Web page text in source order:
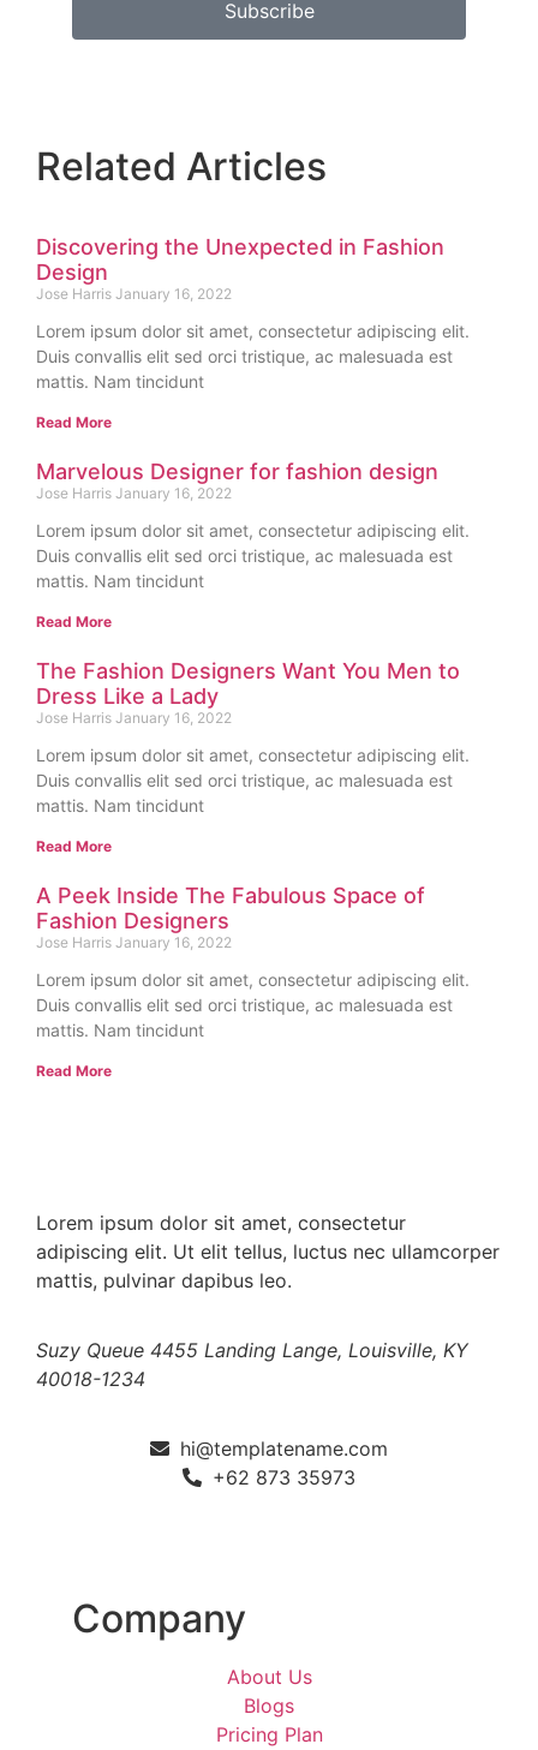
Subscribe
Related Articles
Discovering the Unexpected in Fashion
Design
Jose Harris January 16, 2022
Lorem ipsum dolor sit amet, consectetur adipiscing elit.
Duis convallis elit sed orci tristique, ac malesuada est
mattis. Nam tincidunt
Read More
Marvelous Designer for fashion design
Jose Harris January 16, 2022
Lorem ipsum dolor sit amet, consectetur adipiscing elit.
Duis convallis elit sed orci tristique, ac malesuada est
mattis. Nam tincidunt
Read More
The Fashion Designers Want You Men to
Dress Like a Lady
Jose Harris January 16, 2022
Lorem ipsum dolor sit amet, consectetur adipiscing elit.
Duis convallis elit sed orci tristique, ac malesuada est
mattis. Nam tincidunt
Read More
A Peek Inside The Fabulous Space of
Fashion Designers
Jose Harris January 16, 2022
Lorem ipsum dolor sit amet, consectetur adipiscing elit.
Duis convallis elit sed orci tristique, ac malesuada est
mattis. Nam tincidunt
Read More
Lorem ipsum dolor sit amet, consectetur
adipiscing elit. Ut elit tellus, luctus nec ullamcorper
mattis, pulvinar dapibus leo.
Suzy Queue 4455 Landing Lange, Louisville, KY
40018-1234
hi@templatename.com
+62 873 35973
Company
About Us
Blogs
Pricing Plan